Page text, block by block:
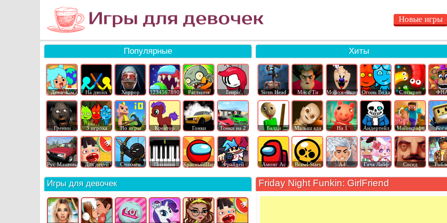
Новые игры
Популярные
Девочкам На двоих Хоррор 1234567890 Растения Генри
Гренни 3 игрока Ио игры Креатор Гонки Гонки на 2
Рус Машины Для детей Стикмен Пианино КрасныйШар Фрайдей
Хиты
Siren Head Мисс Ти Мороженщик Огонь Вода Слизарио
Балди Малыш ада На 1 Андертейл Майнкрафт
Амонг Ас Brawl Stars А4 Гача Лайф Сосед
Friday Night Funkin: GirlFriend
Игры для девочек